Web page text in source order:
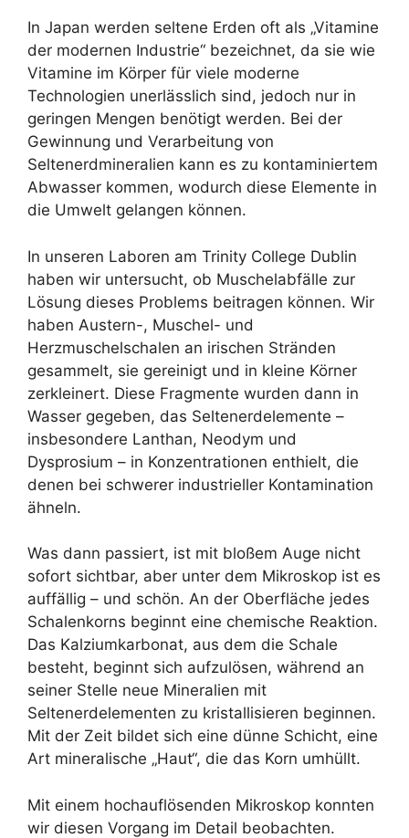
In Japan werden seltene Erden oft als „Vitamine
der modernen Industrie“ bezeichnet, da sie wie
Vitamine im Körper für viele moderne
Technologien unerlässlich sind, jedoch nur in
geringen Mengen benötigt werden. Bei der
Gewinnung und Verarbeitung von
Seltenerdmineralien kann es zu kontaminiertem
Abwasser kommen, wodurch diese Elemente in
die Umwelt gelangen können.
In unseren Laboren am Trinity College Dublin
haben wir untersucht, ob Muschelabfälle zur
Lösung dieses Problems beitragen können. Wir
haben Austern-, Muschel- und
Herzmuschelschalen an irischen Stränden
gesammelt, sie gereinigt und in kleine Körner
zerkleinert. Diese Fragmente wurden dann in
Wasser gegeben, das Seltenerdelemente –
insbesondere Lanthan, Neodym und
Dysprosium – in Konzentrationen enthielt, die
denen bei schwerer industrieller Kontamination
ähneln.
Was dann passiert, ist mit bloßem Auge nicht
sofort sichtbar, aber unter dem Mikroskop ist es
auffällig – und schön. An der Oberfläche jedes
Schalenkorns beginnt eine chemische Reaktion.
Das Kalziumkarbonat, aus dem die Schale
besteht, beginnt sich aufzulösen, während an
seiner Stelle neue Mineralien mit
Seltenerdelementen zu kristallisieren beginnen.
Mit der Zeit bildet sich eine dünne Schicht, eine
Art mineralische „Haut“, die das Korn umhüllt.
Mit einem hochauflösenden Mikroskop konnten
wir diesen Vorgang im Detail beobachten.